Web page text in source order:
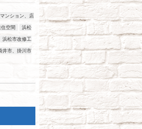
ンション、店
空間 浜松
浜松市改修工
井市、掛川市